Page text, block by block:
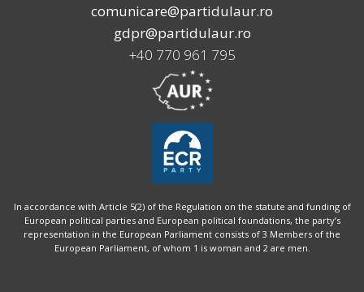
comunicare@partidulaur.ro
gdpr@partidulaur.ro
+40 770 961 795
In accordance with Article 5(2) of the Regulation on the statute and funding of
European political parties and European political foundations, the party’s
representation in the European Parliament consists of 3 Members of the
European Parliament, of whom 1 is woman and 2 are men.